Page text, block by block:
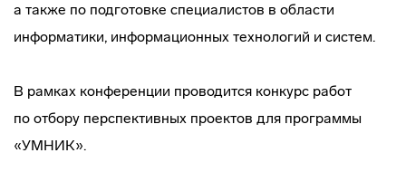
а также по подготовке специалистов в области
информатики, информационных технологий и систем.
В рамках конференции проводится конкурс работ
по отбору перспективных проектов для программы
«УМНИК».